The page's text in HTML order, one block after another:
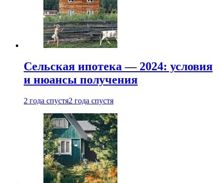
Сельская ипотека — 2024: условия
и нюансы получения
2 года спустя2 года спустя